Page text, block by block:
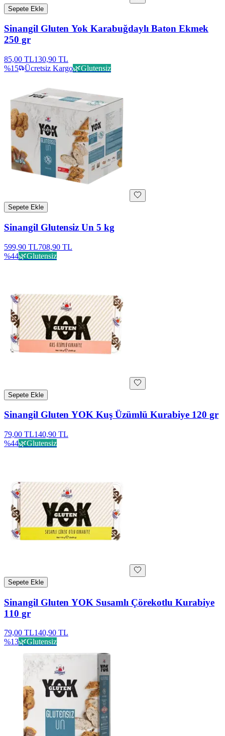
Sepete Ekle
Sinangil Gluten Yok Karabuğdaylı Baton Ekmek
250 gr
85,00 TL130,90 TL
%15 Ücretsiz Kargo🌿Glutensiz
Sepete Ekle
Sinangil Glutensiz Un 5 kg
599,90 TL708,90 TL
%44🌿Glutensiz
Sepete Ekle
Sinangil Gluten YOK Kuş Üzümlü Kurabiye 120 gr
79,00 TL140,90 TL
%44🌿Glutensiz
Sepete Ekle
Sinangil Gluten YOK Susamlı Çörekotlu Kurabiye
110 gr
79,00 TL140,90 TL
%13🌿Glutensiz